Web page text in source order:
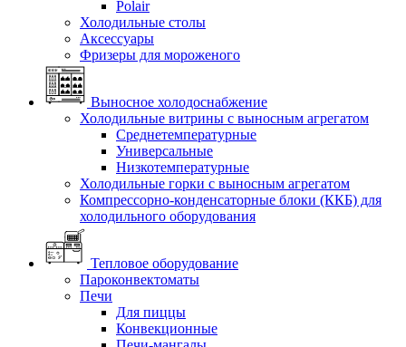
Polair
Холодильные столы
Аксессуары
Фризеры для мороженого
Выносное холодоснабжение
Холодильные витрины с выносным агрегатом
Среднетемпературные
Универсальные
Низкотемпературные
Холодильные горки с выносным агрегатом
Компрессорно-конденсаторные блоки (ККБ) для
холодильного оборудования
Тепловое оборудование
Пароконвектоматы
Печи
Для пиццы
Конвекционные